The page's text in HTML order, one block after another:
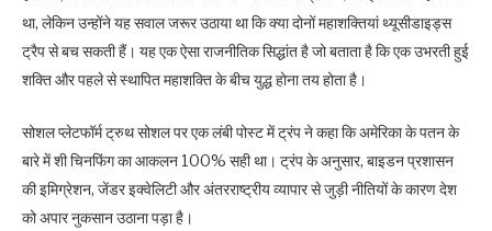
था, लेकिन उन्होंने यह सवाल जरूर उठाया था कि क्या दोनों महाशक्तियां थ्यूसीडाइड्स
ट्रैप से बच सकती हैं। यह एक ऐसा राजनीतिक सिद्धांत है जो बताता है कि एक उभरती हुई
शक्ति और पहले से स्थापित महाशक्ति के बीच युद्ध होना तय होता है।
सोशल प्लेटफॉर्म ट्रुथ सोशल पर एक लंबी पोस्ट में ट्रंप ने कहा कि अमेरिका के पतन के
बारे में शी चिनफिंग का आकलन 100% सही था। ट्रंप के अनुसार, बाइडन प्रशासन
की इमिग्रेशन, जेंडर इक्वेलिटी और अंतरराष्ट्रीय व्यापार से जुड़ी नीतियों के कारण देश
को अपार नुकसान उठाना पड़ा है।